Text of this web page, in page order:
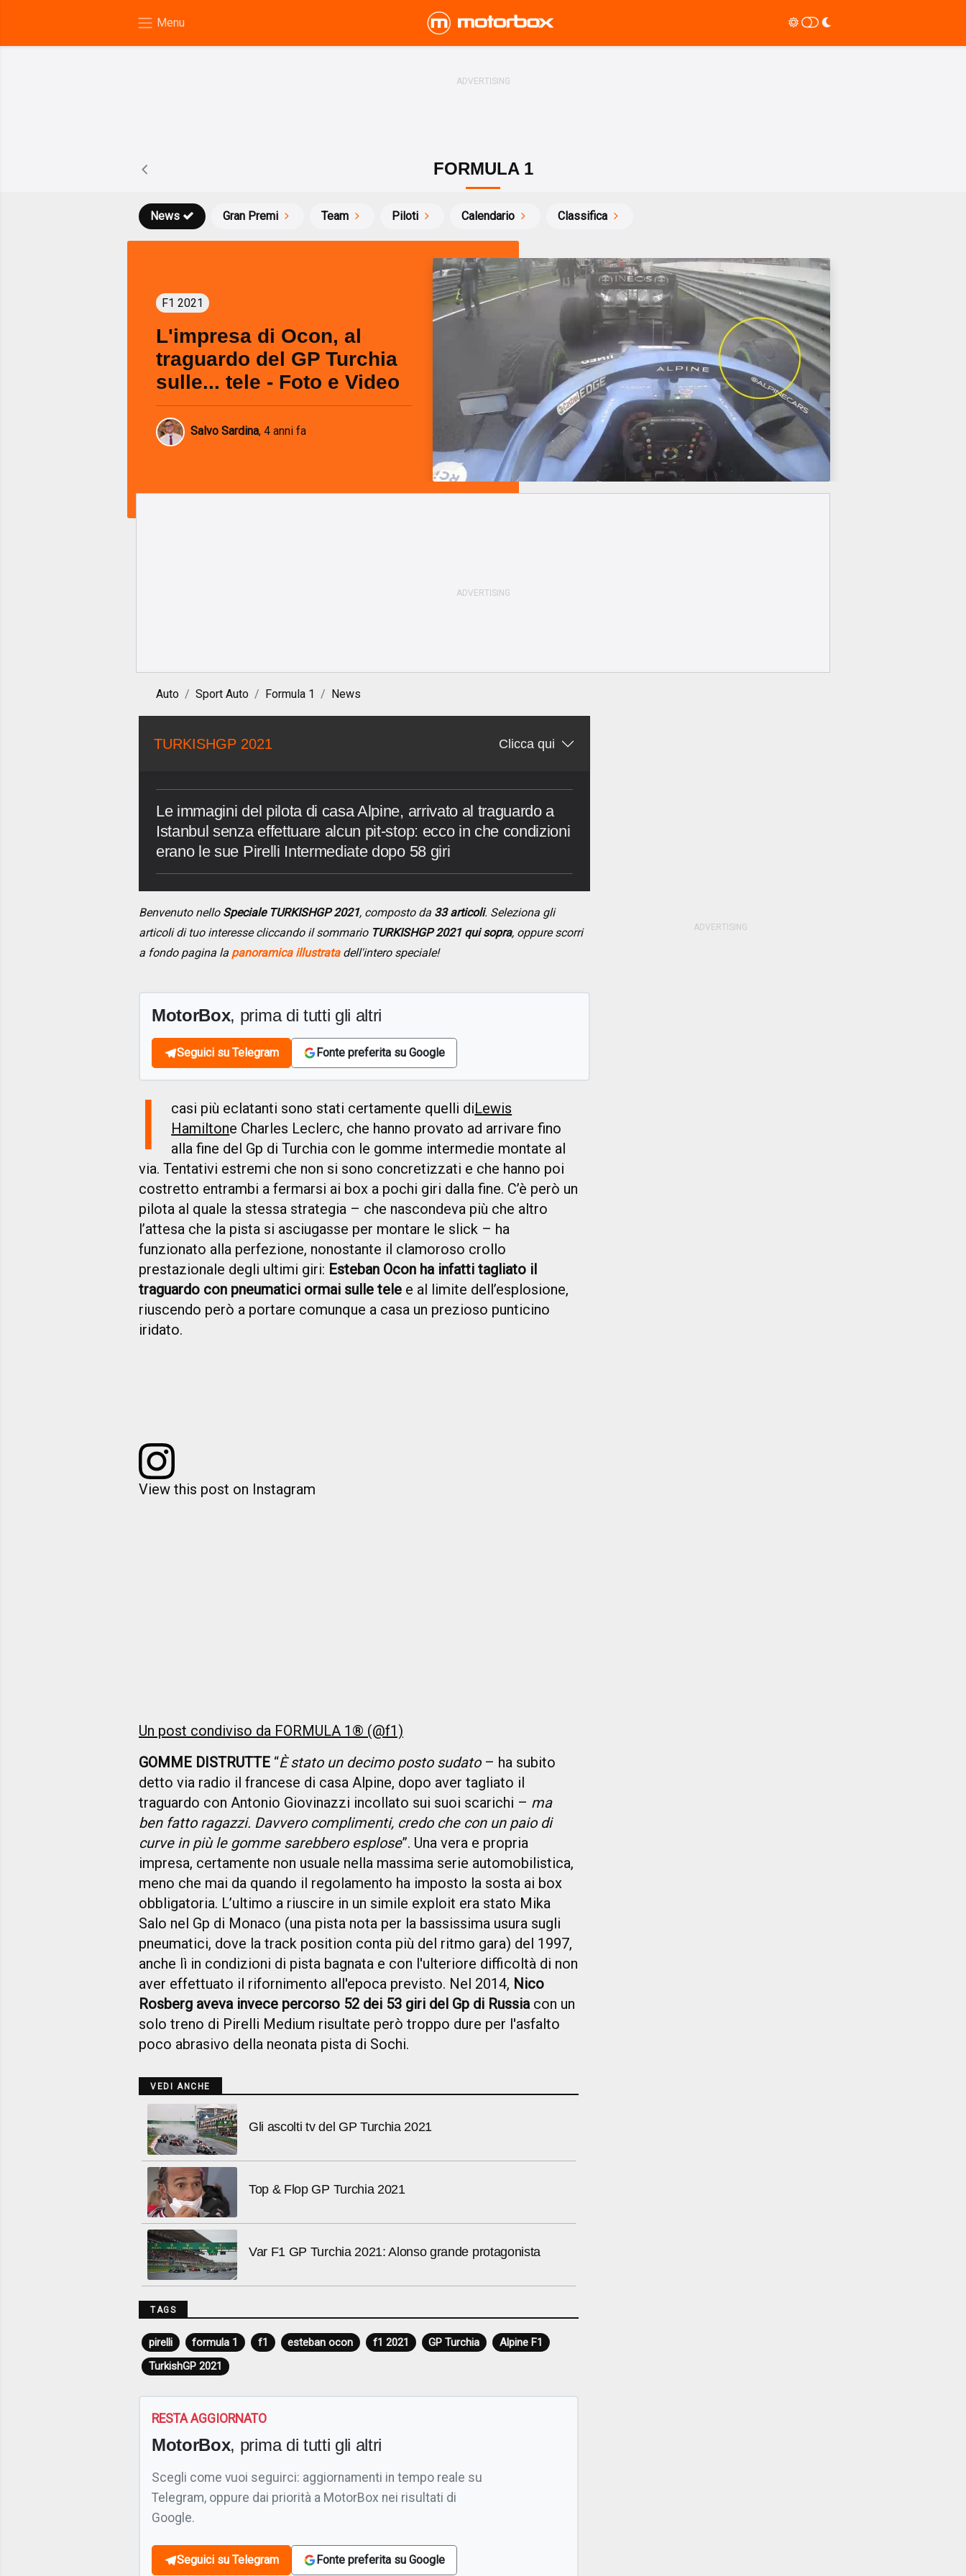
FORMULA 1
News Gran Premi Team Piloti Calendario Classifica
F1 2021
L'impresa di Ocon, al
traguardo del GP Turchia
sulle... tele - Foto e Video
Salvo Sardina, 4 anni fa
Auto Sport Auto Formula 1 News
TURKISHGP 2021 Clicca qui
Le immagini del pilota di casa Alpine, arrivato al traguardo a
Istanbul senza effettuare alcun pit-stop: ecco in che condizioni
erano le sue Pirelli Intermediate dopo 58 giri
Benvenuto nello Speciale TURKISHGP 2021, composto da 33 articoli. Seleziona gli
articoli di tuo interesse cliccando il sommario TURKISHGP 2021 qui sopra, oppure scorri
a fondo pagina la panoramica illustratadell'intero speciale!
MotorBox, prima di tutti gli altri
Seguici su Telegram Fonte preferita su Google
I casi più eclatanti sono stati certamente quelli diLewis
Hamiltone Charles Leclerc, che hanno provato ad arrivare fino
alla fine del Gp di Turchia con le gomme intermedie montate al
via. Tentativi estremi che non si sono concretizzati e che hanno poi
costretto entrambi a fermarsi ai box a pochi giri dalla fine. C’è però un
pilota al quale la stessa strategia – che nascondeva più che altro
l’attesa che la pista si asciugasse per montare le slick – ha
funzionato alla perfezione, nonostante il clamoroso crollo
prestazionale degli ultimi giri: Esteban Ocon ha infatti tagliato il
traguardo con pneumatici ormai sulle tele e al limite dell’esplosione,
riuscendo però a portare comunque a casa un prezioso punticino
iridato.
View this post on Instagram
Un post condiviso da FORMULA 1® (@f1)
GOMME DISTRUTTE “È stato un decimo posto sudato– ha subito
detto via radio il francese di casa Alpine, dopo aver tagliato il
traguardo con Antonio Giovinazzi incollato sui suoi scarichi – ma
ben fatto ragazzi. Davvero complimenti, credo che con un paio di
curve in più le gomme sarebbero esplose”. Una vera e propria
impresa, certamente non usuale nella massima serie automobilistica,
meno che mai da quando il regolamento ha imposto la sosta ai box
obbligatoria. L’ultimo a riuscire in un simile exploit era stato Mika
Salo nel Gp di Monaco (una pista nota per la bassissima usura sugli
pneumatici, dove la track position conta più del ritmo gara) del 1997,
anche lì in condizioni di pista bagnata e con l'ulteriore difficoltà di non
aver effettuato il rifornimento all'epoca previsto. Nel 2014, Nico
Rosberg aveva invece percorso 52 dei 53 giri del Gp di Russiacon un
solo treno di Pirelli Medium risultate però troppo dure per l'asfalto
poco abrasivo della neonata pista di Sochi.
VEDI ANCHE
Gli ascolti tv del GP Turchia 2021
Top & Flop GP Turchia 2021
Var F1 GP Turchia 2021: Alonso grande protagonista
TAGS
pirelli formula 1 f1 esteban ocon f1 2021 GP Turchia
Alpine F1
TurkishGP 2021
RESTA AGGIORNATO
MotorBox, prima di tutti gli altri
Scegli come vuoi seguirci: aggiornamenti in tempo reale su
Telegram, oppure dai priorità a MotorBox nei risultati di
Google.
Seguici su Telegram Fonte preferita su Google